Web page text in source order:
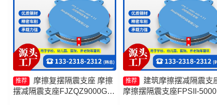
推荐
摩擦复摆隔震支座 摩擦
摆减隔震支座FJZQZ9000GD
推荐
建筑摩擦摆减隔震支
摩擦摆隔震支座FPSII-